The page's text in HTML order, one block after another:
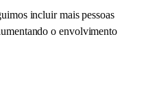
incluir mais pessoas
o envolvimento